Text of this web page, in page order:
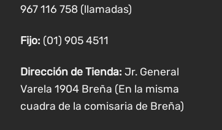
página
producto
967 116 758 (llamadas)
Fijo: (01) 905 4511
Dirección de Tienda: Jr. General
Varela 1904 Breña (En la misma
cuadra de la comisaria de Breña)